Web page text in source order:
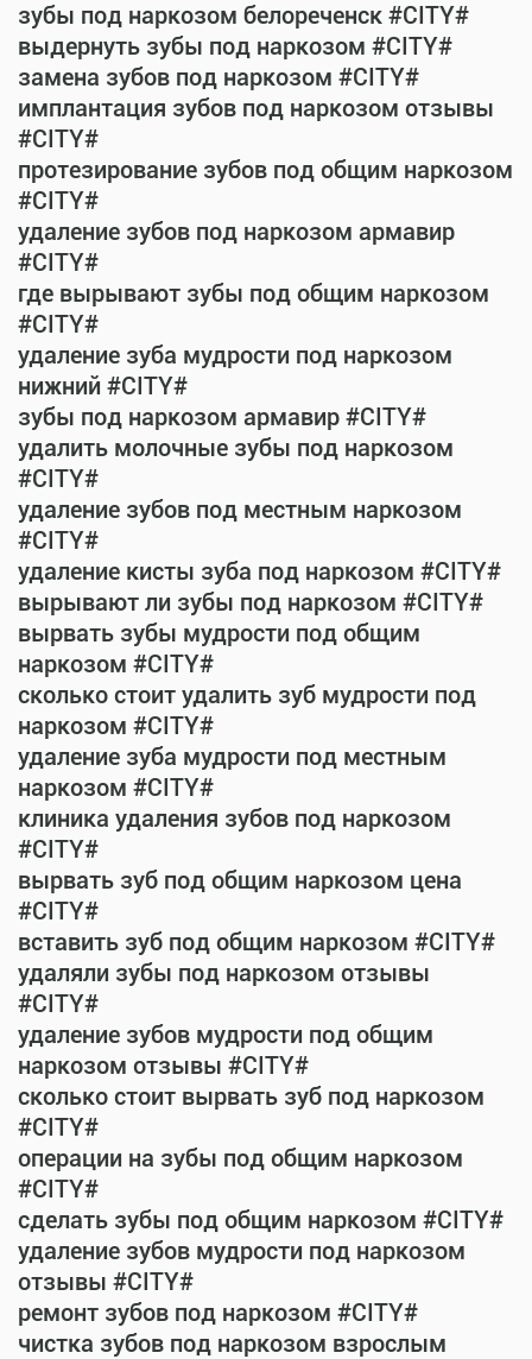
зубы под наркозом белореченск #CITY#
выдернуть зубы под наркозом #CITY#
замена зубов под наркозом #CITY#
имплантация зубов под наркозом отзывы
#CITY#
протезирование зубов под общим наркозом
#CITY#
удаление зубов под наркозом армавир
#CITY#
где вырывают зубы под общим наркозом
#CITY#
удаление зуба мудрости под наркозом
нижний #CITY#
зубы под наркозом армавир #CITY#
удалить молочные зубы под наркозом
#CITY#
удаление зубов под местным наркозом
#CITY#
удаление кисты зуба под наркозом #CITY#
вырывают ли зубы под наркозом #CITY#
вырвать зубы мудрости под общим
наркозом #CITY#
сколько стоит удалить зуб мудрости под
наркозом #CITY#
удаление зуба мудрости под местным
наркозом #CITY#
клиника удаления зубов под наркозом
#CITY#
вырвать зуб под общим наркозом цена
#CITY#
вставить зуб под общим наркозом #CITY#
удаляли зубы под наркозом отзывы
#CITY#
удаление зубов мудрости под общим
наркозом отзывы #CITY#
сколько стоит вырвать зуб под наркозом
#CITY#
операции на зубы под общим наркозом
#CITY#
сделать зубы под общим наркозом #CITY#
удаление зубов мудрости под наркозом
отзывы #CITY#
ремонт зубов под наркозом #CITY#
чистка зубов под наркозом взрослым